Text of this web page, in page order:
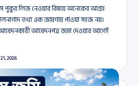
পুকুর লিজ নেওয়ার বিষয়ে অনেকের আগ্রহ
তথ্য এক জায়গায় পাওয়া সহজ নয়।
আবেদনকারী আবেদনপত্র জমা দেওয়ার আগেই
2026